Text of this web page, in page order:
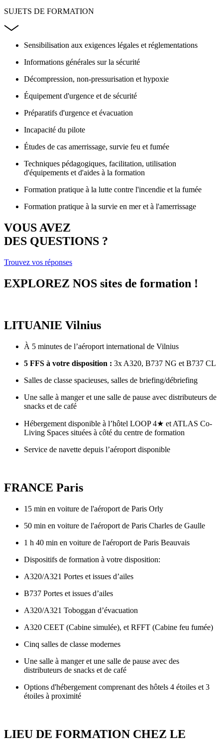
SUJETS DE FORMATION
Sensibilisation aux exigences légales et réglementations
Informations générales sur la sécurité
Décompression, non-pressurisation et hypoxie
Équipement d'urgence et de sécurité
Préparatifs d'urgence et évacuation
Incapacité du pilote
Études de cas amerrissage, survie feu et fumée
Techniques pédagogiques, facilitation, utilisation
d'équipements et d'aides à la formation
Formation pratique à la lutte contre l'incendie et la fumée
Formation pratique à la survie en mer et à l'amerrissage
VOUS AVEZ
DES QUESTIONS ?
Trouvez vos réponses
EXPLOREZ NOS sites de formation !
LITUANIE Vilnius
À 5 minutes de l’aéroport international de Vilnius
5 FFS à votre disposition : 3x A320, B737 NG et B737 CL
Salles de classe spacieuses, salles de briefing/débriefing
Une salle à manger et une salle de pause avec distributeurs de
snacks et de café
Hébergement disponible à l’hôtel LOOP 4★ et ATLAS Co-
Living Spaces situées à côté du centre de formation
Service de navette depuis l’aéroport disponible
FRANCE Paris
15 min en voiture de l'aéroport de Paris Orly
50 min en voiture de l'aéroport de Paris Charles de Gaulle
1 h 40 min en voiture de l'aéroport de Paris Beauvais
Dispositifs de formation à votre disposition:
A320/A321 Portes et issues d’ailes
B737 Portes et issues d’ailes
A320/A321 Toboggan d’évacuation
A320 CEET (Cabine simulée), et RFFT (Cabine feu fumée)
Cinq salles de classe modernes
Une salle à manger et une salle de pause avec des
distributeurs de snacks et de café
Options d'hébergement comprenant des hôtels 4 étoiles et 3
étoiles à proximité
LIEU DE FORMATION CHEZ LE